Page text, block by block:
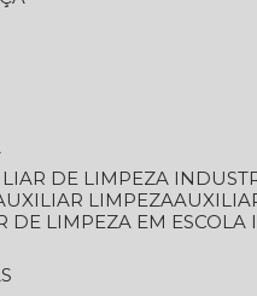
DE LIMPEZA
AUXILIAR LIMPEZA
DE LIMPEZA EM